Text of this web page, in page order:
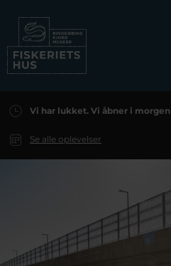
Vi har lukket. Vi åbner i morgen
Se alle oplevelser